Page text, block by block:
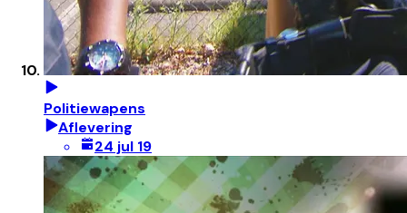
Politiewapens
Aflevering
24 jul 19